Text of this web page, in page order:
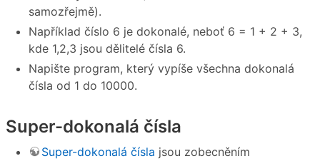
samozřejmě).
Například číslo 6 je dokonalé, neboť 6 = 1 + 2 + 3,
kde 1,2,3 jsou dělitelé čísla 6.
Napište program, který vypíše všechna dokonalá
čísla od 1 do 10000.
Super-dokonalá čísla
Super-dokonalá čísla jsou zobecněním